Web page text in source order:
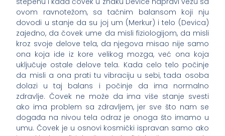
ovom ravnotežom, sa tačnim balansom koji nju
dovodi u stanje da su joj um (Merkur) i telo (Devica)
zajedno, da čovek ume da misli fiziologijom, da misli
kroz svoje delove tela, da njegova misao nije samo
ona koja ide iz kore velikog mozga, već ona koja
uključuje ostale delove tela. Kada celo telo počinje
da misli a ona prati tu vibraciju u sebi, tada osoba
dolazi u taj balans i počinje da ima normalno
zdravlje. Čovek ne može da ima više stanje svesti
ako ima problem sa zdravljem, jer sve što nam se
događa na nivou tela odraz je onoga što imamo u
umu. Čovek je u osnovi kosmički ispravan samo ako